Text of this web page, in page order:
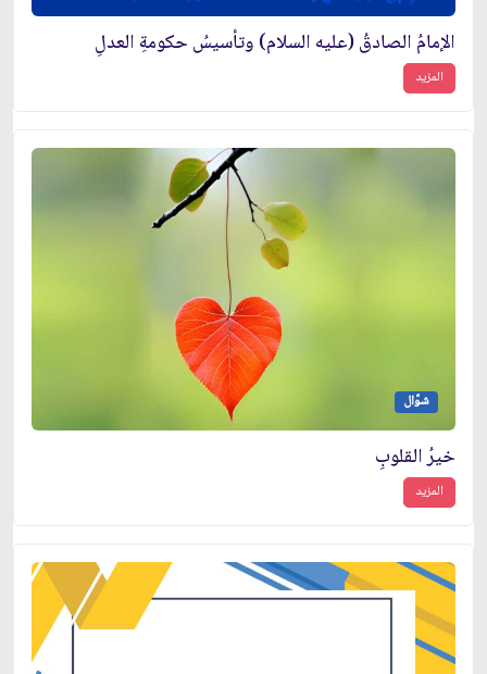
الإمامُ الصادقُ (عليه السلام) وتأسيسُ حكومةِ العدلِ
المزيد
شوَّال
خيرُ القلوبِ
المزيد